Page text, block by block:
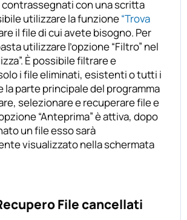
contrassegnati con una scritta
utilizzare la funzione“Trova
il file di cui avete bisogno. Per
utilizzare l’opzione “Filtro” nel
È possibile filtrare e
i file eliminati, esistenti o tutti i
la parte principale del programma
selezionare e recuperare file e
“Anteprima” è attiva, dopo
un file esso sarà
visualizzato nella schermata
File cancellati